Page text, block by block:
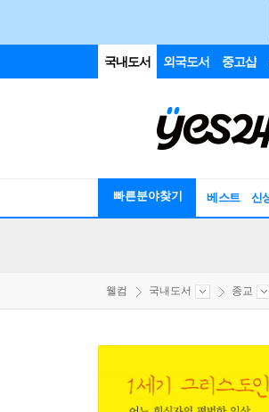
국내도서 외국도서 중고샵
빠른분야찾기 베스트 신
웰컴 국내도서 종교